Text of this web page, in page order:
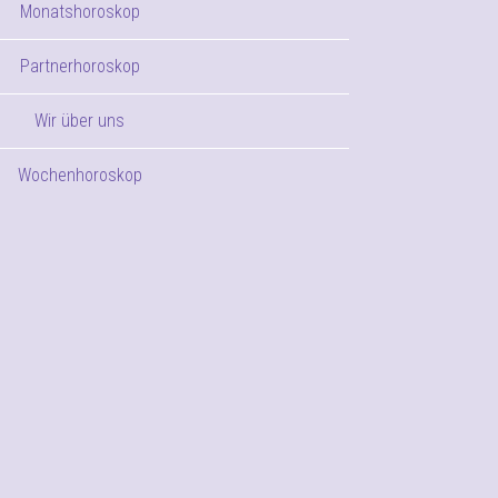
Monatshoroskop
Partnerhoroskop
Wir über uns
Wochenhoroskop